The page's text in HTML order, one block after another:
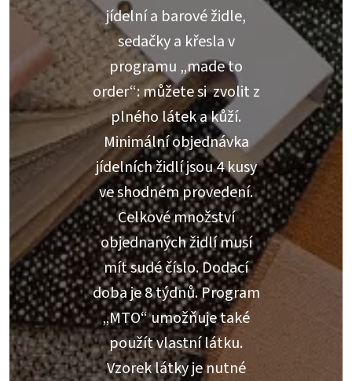
jídelní a barové židle,
sedačky a křesla v
programu „made to
order“: můžete si zvolit z
plného látek a kůží.
Minimální objednávka
jídelních židlí jsou 4 kusy
ve shodném provedení.
Celkové množství
objednaných židlí musí
mít sudé číslo. Dodací
doba je 8 týdnů. Program
„MTO“ umožňuje také
použít vlastní látku.
Vzorek látky je nutné